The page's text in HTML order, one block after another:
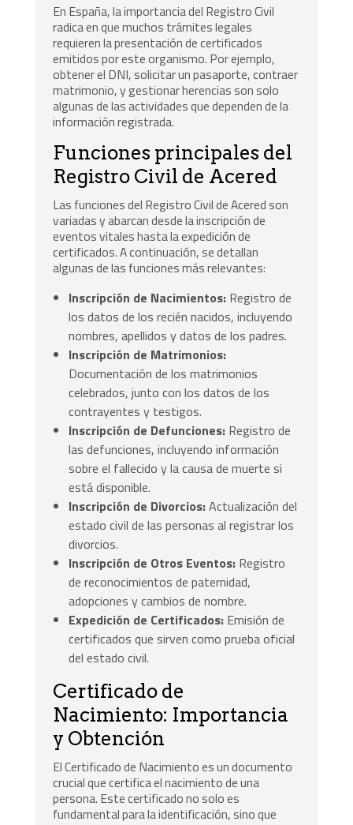
En España, la importancia del Registro Civil
radica en que muchos trámites legales
requieren la presentación de certificados
emitidos por este organismo. Por ejemplo,
obtener el DNI, solicitar un pasaporte, contraer
matrimonio, y gestionar herencias son solo
algunas de las actividades que dependen de la
información registrada.
Funciones principales del
Registro Civil de Acered
Las funciones del Registro Civil de Acered son
variadas y abarcan desde la inscripción de
eventos vitales hasta la expedición de
certificados. A continuación, se detallan
algunas de las funciones más relevantes:
Inscripción de Nacimientos: Registro de
los datos de los recién nacidos, incluyendo
nombres, apellidos y datos de los padres.
Inscripción de Matrimonios:
Documentación de los matrimonios
celebrados, junto con los datos de los
contrayentes y testigos.
Inscripción de Defunciones: Registro de
las defunciones, incluyendo información
sobre el fallecido y la causa de muerte si
está disponible.
Inscripción de Divorcios:Actualización del
estado civil de las personas al registrar los
divorcios.
Inscripción de Otros Eventos: Registro
de reconocimientos de paternidad,
adopciones y cambios de nombre.
Expedición de Certificados: Emisión de
certificados que sirven como prueba oficial
del estado civil.
Certificado de
Nacimiento: Importancia
y Obtención
El Certificado de Nacimiento es un documento
crucial que certifica el nacimiento de una
persona. Este certificado no solo es
fundamental para la identificación, sino que